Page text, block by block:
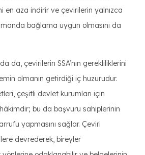
en aza indirir ve çevirilerin yalnızca
bağlama uygun olmasını da
da, çevirilerin SSA’nın gerekliliklerini
olmanın getirdiği iç huzurudur.
çeşitli devlet kurumları için
bu da başvuru sahiplerinin
yapmasını sağlar. Çeviri
devrederek, bireyler